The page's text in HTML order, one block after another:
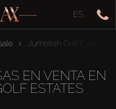
ES
Jumeirah Golf Estates
EN VENTA EN
ESTATES